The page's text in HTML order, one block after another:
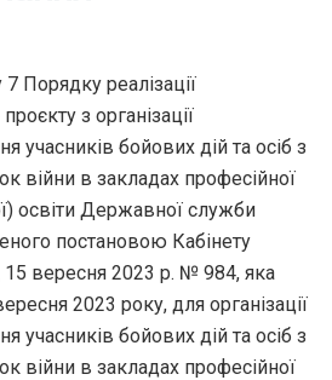
Порядку реалізації
з організації
учасників бойових дій та осіб з
війни в закладах професійної
освіти Державної служби
постановою Кабінету
15 вересня 2023 р. № 984, яка
2023 року, для організації
учасників бойових дій та осіб з
війни в закладах професійної